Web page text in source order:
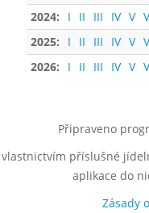
2024:
I II III IV V
2025:
I II III IV V
2026:
I II III IV V
Připraveno
příslušné
aplikace do
Zásady